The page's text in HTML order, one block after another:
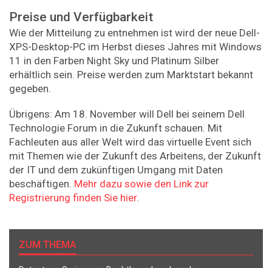
Preise und Verfügbarkeit
Wie der Mitteilung zu entnehmen ist wird der neue Dell-
XPS-Desktop-PC im Herbst dieses Jahres mit Windows
11 in den Farben Night Sky und Platinum Silber
erhältlich sein. Preise werden zum Marktstart bekannt
gegeben.
Übrigens: Am 18. November will Dell bei seinem Dell
Technologie Forum in die Zukunft schauen. Mit
Fachleuten aus aller Welt wird das virtuelle Event sich
mit Themen wie der Zukunft des Arbeitens, der Zukunft
der IT und dem zukünftigen Umgang mit Daten
beschäftigen. Mehr dazu sowie den Link zur
Registrierung finden Sie hier.
ZUM THEMA